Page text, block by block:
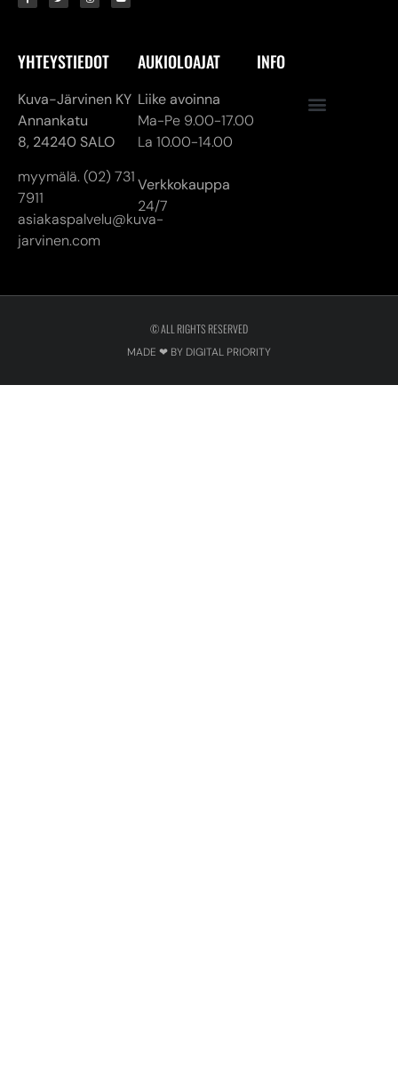
YHTEYSTIEDOT
Kuva-Järvinen KY
Annankatu
8, 24240 SALO
myymälä. (02) 731
7911
asiakaspalvelu@kuva-
jarvinen.com
AUKIOLOAJAT
Liike avoinna
Ma-Pe 9.00-17.00
La 10.00-14.00
Verkkokauppa
24/7
INFO
© ALL RIGHTS RESERVED
MADE ❤ BY DIGITAL PRIORITY